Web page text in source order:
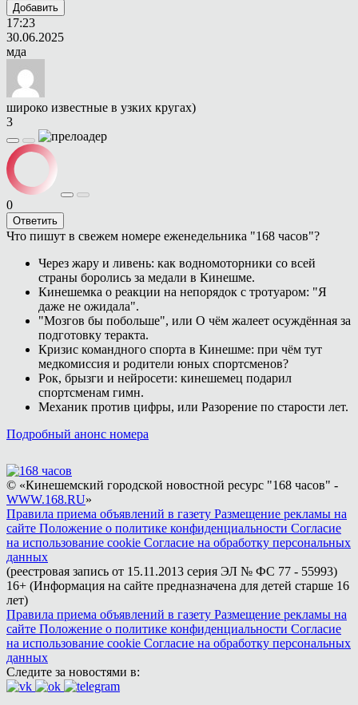
Добавить
17:23
30.06.2025
мда
широко известные в узких кругах)
3
0
Ответить
Что пишут в свежем номере еженедельника "168 часов"?
Через жару и ливень: как водномоторники со всей
страны боролись за медали в Кинешме.
Кинешемка о реакции на непорядок с тротуаром: "Я
даже не ожидала".
"Мозгов бы побольше", или О чём жалеет осуждённая за
подготовку теракта.
Кризис командного спорта в Кинешме: при чём тут
медкомиссия и родители юных спортсменов?
Рок, брызги и нейросети: кинешемец подарил
спортсменам гимн.
Механик против цифры, или Разорение по старости лет.
Подробный анонс номера
© «Кинешемский городской новостной ресурс "168 часов" -
WWW.168.RU»
Правила приема объявлений в газету Размещение рекламы на
сайте Положение о политике конфиденциальности Согласие
на использование cookie Согласие на обработку персональных
данных
(реестровая запись от 15.11.2013 серия ЭЛ № ФС 77 - 55993)
16+ (Информация на сайте предназначена для детей старше 16
лет)
Правила приема объявлений в газету Размещение рекламы на
сайте Положение о политике конфиденциальности Согласие
на использование cookie Согласие на обработку персональных
данных
Следите за новостями в: